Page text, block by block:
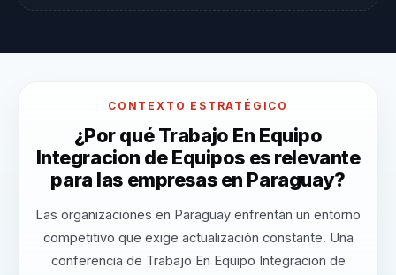
CONTEXTO ESTRATÉGICO
¿Por qué Trabajo En Equipo
Integracion de Equipos es relevante
para las empresas en Paraguay?
Las organizaciones en Paraguay enfrentan un entorno
competitivo que exige actualización constante. Una
conferencia de Trabajo En Equipo Integracion de